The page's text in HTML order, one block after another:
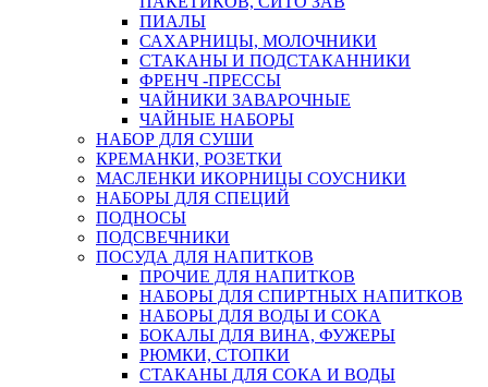
ПИАЛЫ
САХАРНИЦЫ, МОЛОЧНИКИ
СТАКАНЫ И ПОДСТАКАННИКИ
ФРЕНЧ -ПРЕССЫ
ЧАЙНИКИ ЗАВАРОЧНЫЕ
ЧАЙНЫЕ НАБОРЫ
НАБОР ДЛЯ СУШИ
КРЕМАНКИ, РОЗЕТКИ
МАСЛЕНКИ ИКОРНИЦЫ СОУСНИКИ
НАБОРЫ ДЛЯ СПЕЦИЙ
ПОДНОСЫ
ПОДСВЕЧНИКИ
ПОСУДА ДЛЯ НАПИТКОВ
ПРОЧИЕ ДЛЯ НАПИТКОВ
НАБОРЫ ДЛЯ СПИРТНЫХ НАПИТКОВ
НАБОРЫ ДЛЯ ВОДЫ И СОКА
БОКАЛЫ ДЛЯ ВИНА, ФУЖЕРЫ
РЮМКИ, СТОПКИ
СТАКАНЫ ДЛЯ СОКА И ВОДЫ